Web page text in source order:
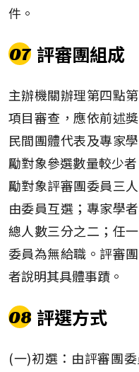
件。
07 評審團組成
主辦機關辦理第四點
項目審查，應依前述
民間團體代表及專家
勵對象參選數量較少
勵對象評審團委員三
由委員互選；專家學
總人數三分之二；任
委員為無給職。評審
者說明其具體事蹟。
08 評選方式
(一)初選：由評審團